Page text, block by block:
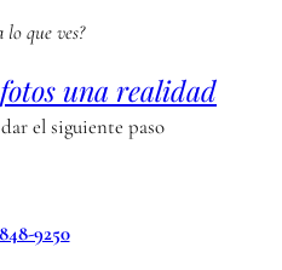
lo que ves?
una realidad
el siguiente paso
9250